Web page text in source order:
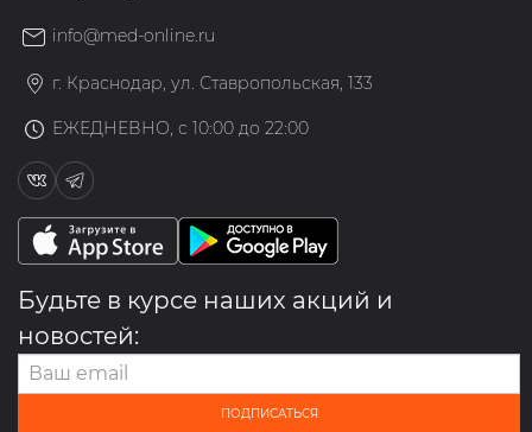
info@med-online.ru
г. Краснодар, ул. Ставропольская, 133
ЕЖЕДНЕВНО, с 10:00 до 22:00
Будьте в курсе наших акций и
новостей:
ПОДПИСАТЬСЯ